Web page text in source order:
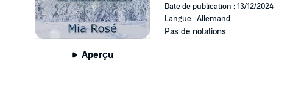
Aperçu
Date de publication : 13/12/2024
Langue : Allemand
Pas de notations